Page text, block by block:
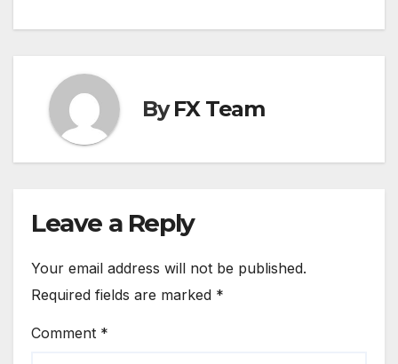
ByFX Team
Leave a Reply
Your email address will not be published.
Required fields are marked *
Comment *